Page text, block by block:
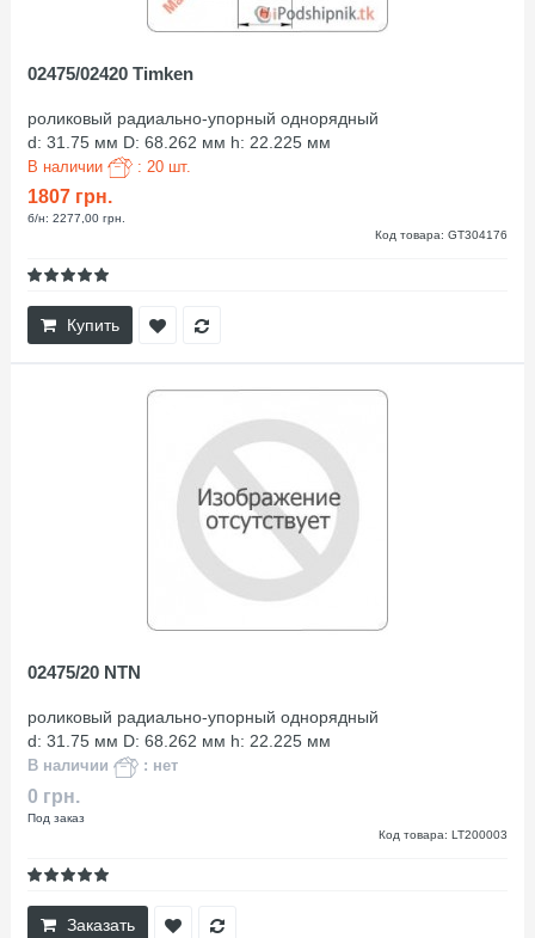
02475/02420 Timken
роликовый радиально-упорный однорядный
d: 31.75 мм D: 68.262 мм h: 22.225 мм
В наличии : 20 шт.
1807 грн.
б/н: 2277,00 грн.
Код товара: GT304176
Купить
02475/20 NTN
роликовый радиально-упорный однорядный
d: 31.75 мм D: 68.262 мм h: 22.225 мм
В наличии : нет
0 грн.
Под заказ
Код товара: LT200003
Заказать